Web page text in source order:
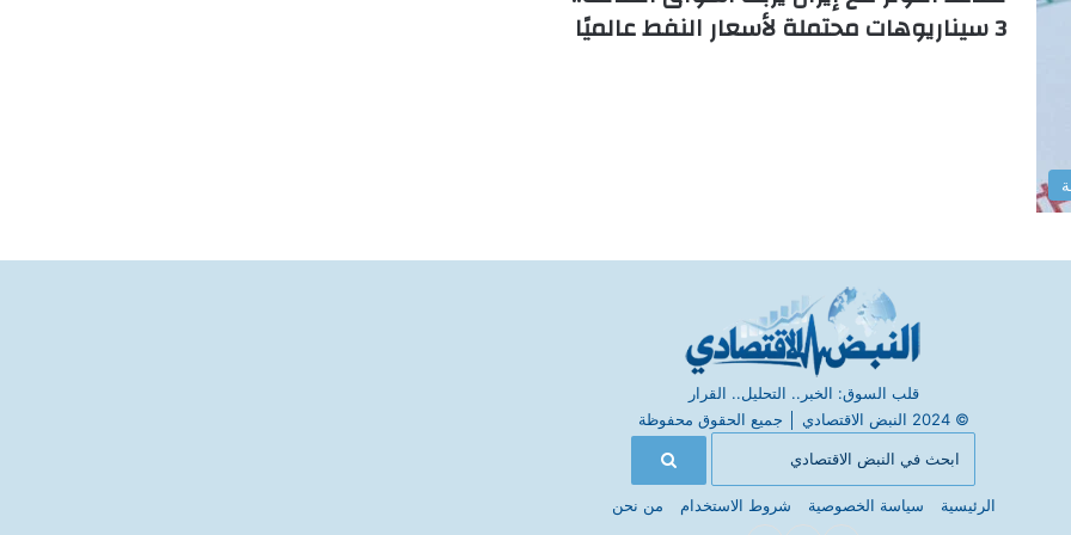
3 سيناريوهات محتملة لأسعار النفط عالميًا
قلب السوق: الخبر.. التحليل.. القرار
© 2024 النبض الاقتصادي
جميع الحقوق محفوظة
الرئيسية سياسة الخصوصية شروط الاستخدام من نحن